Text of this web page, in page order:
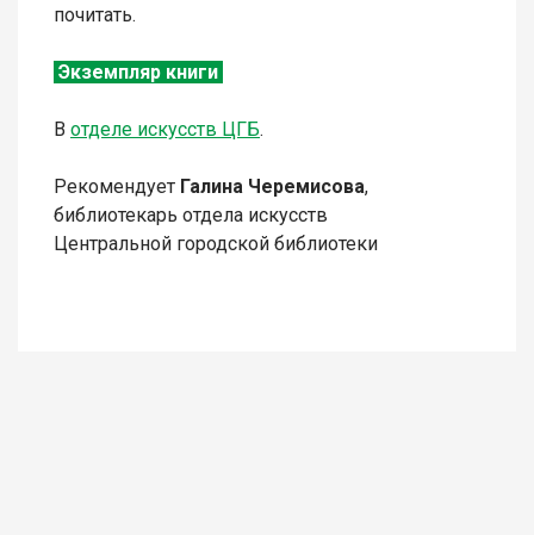
почитать.
Экземпляр книги
В отделе искусств ЦГБ.
Рекомендует Галина Черемисова,
библиотекарь отдела искусств
Центральной городской библиотеки